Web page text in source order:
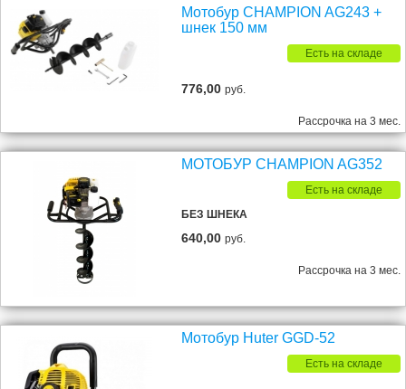
Мотобур CHAMPION AG243 +
шнек 150 мм
Есть на складе
776,00руб.
Рассрочка на 3 мес.
МОТОБУР CHAMPION AG352
Есть на складе
БЕЗ ШНЕКА
640,00руб.
Рассрочка на 3 мес.
Мотобур Huter GGD-52
Есть на складе